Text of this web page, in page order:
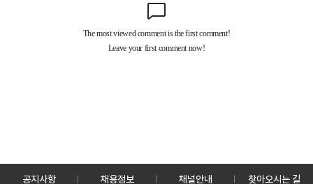
공지사항 채용정보 채널안내 찾아오시는 길